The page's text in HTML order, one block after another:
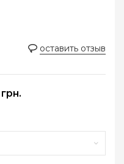
оставить отзыв
грн.